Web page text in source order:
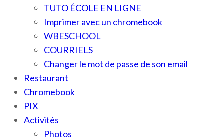
TUTO ÉCOLE EN LIGNE
Imprimer avec un chromebook
WBESCHOOL
COURRIELS
Changer le mot de passe de son email
Restaurant
Chromebook
PIX
Activités
Photos